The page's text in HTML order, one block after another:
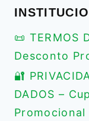
📜 TERMOS
Desconto
🔐
DADOS –
Promocional